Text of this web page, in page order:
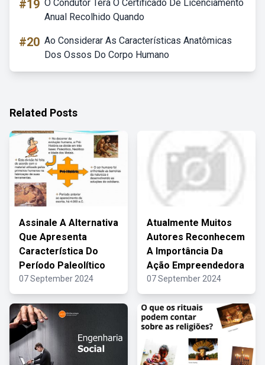
#19 O Condutor Terá O Certificado De Licenciamento
Anual Recolhido Quando
#20 Ao Considerar As Características Anatômicas
Dos Ossos Do Corpo Humano
Related Posts
Assinale A Alternativa
Que Apresenta
Característica Do
Período Paleolítico
07 September 2024
Atualmente Muitos
Autores Reconhecem
A Importância Da
Ação Empreendedora
07 September 2024